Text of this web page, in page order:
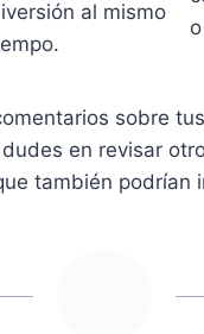
al mismo
sobre
en revisar
también podrían